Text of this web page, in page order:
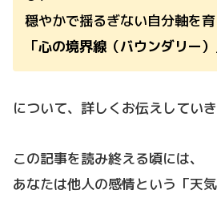
穏やかで揺るぎない自分軸を
「心の境界線（バウンダリー）
について、詳しくお伝えしていき
この記事を読み終える頃には、
あなたは他人の感情という「天